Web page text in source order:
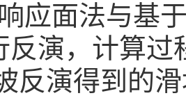
响应面法与基
反演，计算过
反演得到的